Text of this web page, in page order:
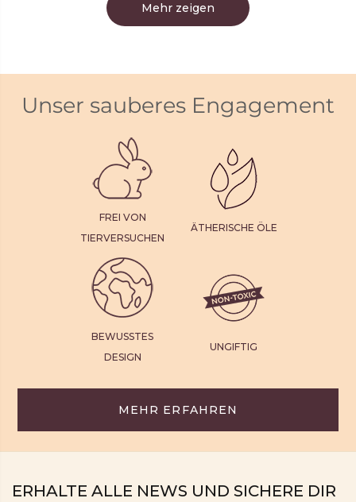
Mehr zeigen
Unser sauberes Engagement
FREI VON
TIERVERSUCHEN
ÄTHERISCHE ÖLE
BEWUSSTES
DESIGN
UNGIFTIG
MEHR ERFAHREN
ERHALTE ALLE NEWS UND SICHERE DIR